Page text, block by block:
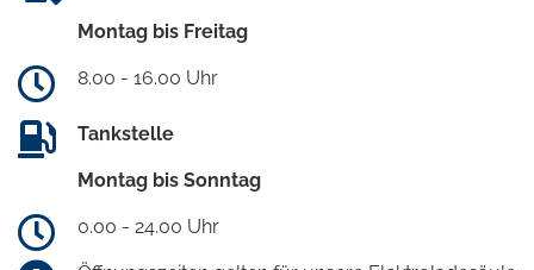
Montag bis Freitag
8.00 - 16.00 Uhr
Tankstelle
Montag bis Sonntag
0.00 - 24.00 Uhr